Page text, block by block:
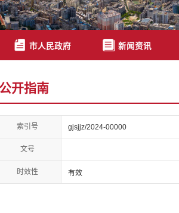
市人民政府 新闻资讯
开指南
索引号 gjsjjz/2024-00000
文号
时效性 有效